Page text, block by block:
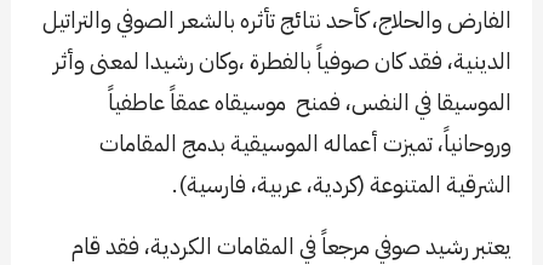
الفارض والحلاج، كأحد نتائج تأثره بالشعر الصوفي والتراتيل
الدينية، فقد كان صوفياً بالفطرة ،وكان رشيدا لمعنى وأثر
الموسيقا في النفس، فمنح موسيقاه عمقاً عاطفياً
وروحانياً، تميزت أعماله الموسيقية بدمج المقامات
الشرقية المتنوعة (كردية، عربية، فارسية).
يعتبر رشيد صوفي مرجعاً في المقامات الكردية، فقد قام